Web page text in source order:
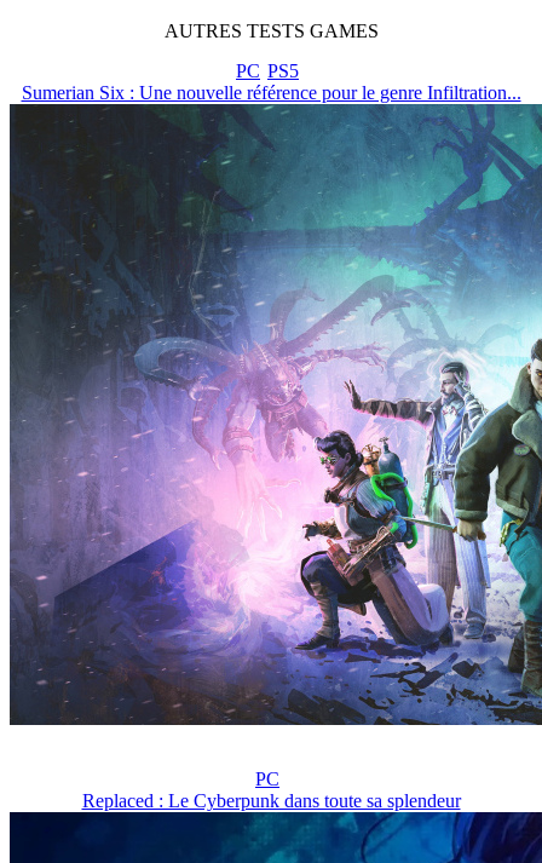
AUTRES TESTS GAMES
PC PS5
Sumerian Six : Une nouvelle référence pour le genre Infiltration...
PC
Replaced : Le Cyberpunk dans toute sa splendeur